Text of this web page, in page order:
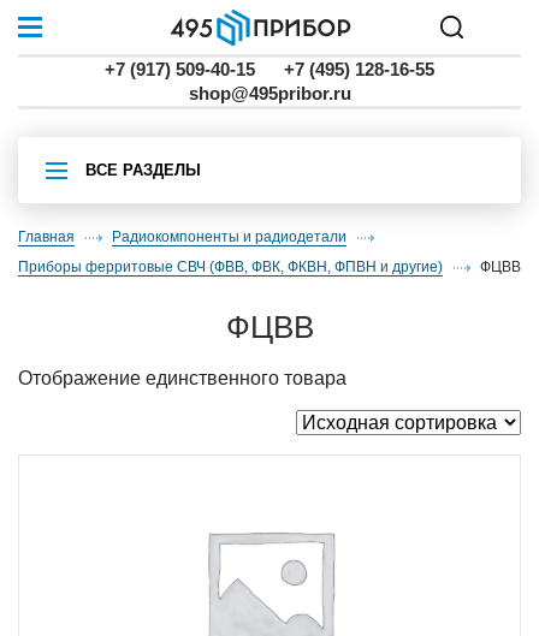
+7 (917) 509-40-15
+7 (495) 128-16-55
shop@495pribor.ru
ВСЕ РАЗДЕЛЫ
Главная
Радиокомпоненты и радиодетали
приборы ферритовые СВЧ (ФВВ, ФВК, ФКВН, ФПВН и другие)
ФЦВВ
ФЦВВ
Отображение единственного товара